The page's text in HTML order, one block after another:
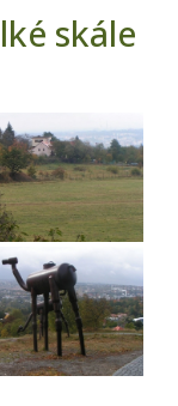
skále